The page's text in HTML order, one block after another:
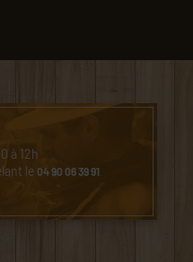
à 12h
le04 90 06 39 91